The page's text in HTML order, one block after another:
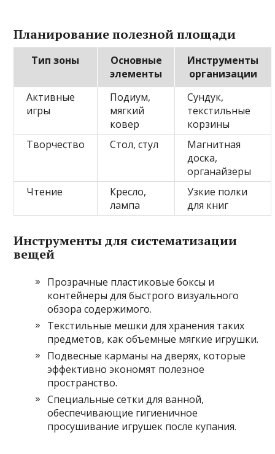
Планирование полезной площади
Тип зоны
Основные
элементы
Инструменты
организации
Активные
игры
Подиум,
мягкий
ковер
Сундук,
текстильные
корзины
Творчество
Стол, стул
Магнитная
доска,
органайзеры
Чтение
Кресло,
лампа
Узкие полки
для книг
Инструменты для систематизации
вещей
Прозрачные пластиковые боксы и
контейнеры для быстрого визуального
обзора содержимого.
Текстильные мешки для хранения таких
предметов, как объемные мягкие игрушки.
Подвесные карманы на дверях, которые
эффективно экономят полезное
пространство.
Специальные сетки для ванной,
обеспечивающие гигиеничное
просушивание игрушек после купания.